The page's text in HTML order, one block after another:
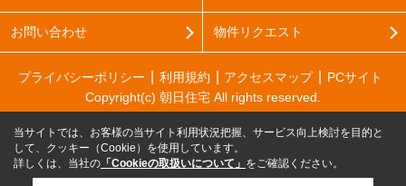
お問い合わせ 物件リクエスト
プライバシーポリシー 利用規約 アクセスマップ
PCサイト
Copyright(c) 朝日住宅 All rights reserved.
当サイトでは、お客様の当サイト利用状況把握、サービス向上検討を目的と
して、クッキー（Cookie）を使用しています。
詳しくは、当社の 「Cookieの取扱いについて」 をご確認ください。